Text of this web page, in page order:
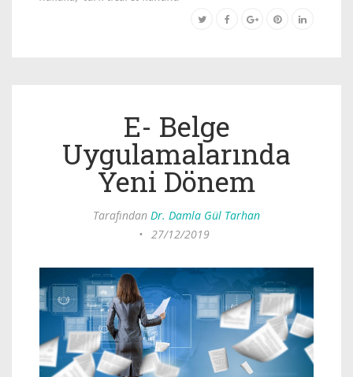
E- Belge
Uygulamalarında
Yeni Dönem
Tarafından Dr. Damla Gül Tarhan
• 27/12/2019